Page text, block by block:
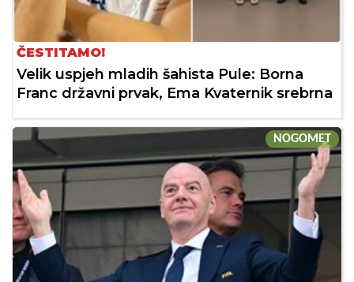
ČESTITAMO!
Velik uspjeh mladih šahista Pule: Borna
Franc državni prvak, Ema Kvaternik srebrna
NOGOMET